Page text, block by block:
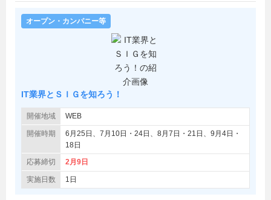
オープン・カンパニー等
IT業界とＳＩＧを知ろう！
開催地域 WEB
開催時期
6月25日、7月10日・24日、8月7日・21日、9月4日・
18日
応募締切
2月9日
実施日数 1日